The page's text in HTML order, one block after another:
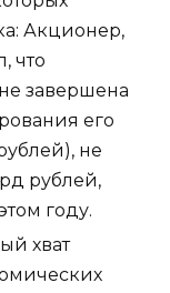
Акционер,
что
завершена
его
не
рублей,
году.
хват